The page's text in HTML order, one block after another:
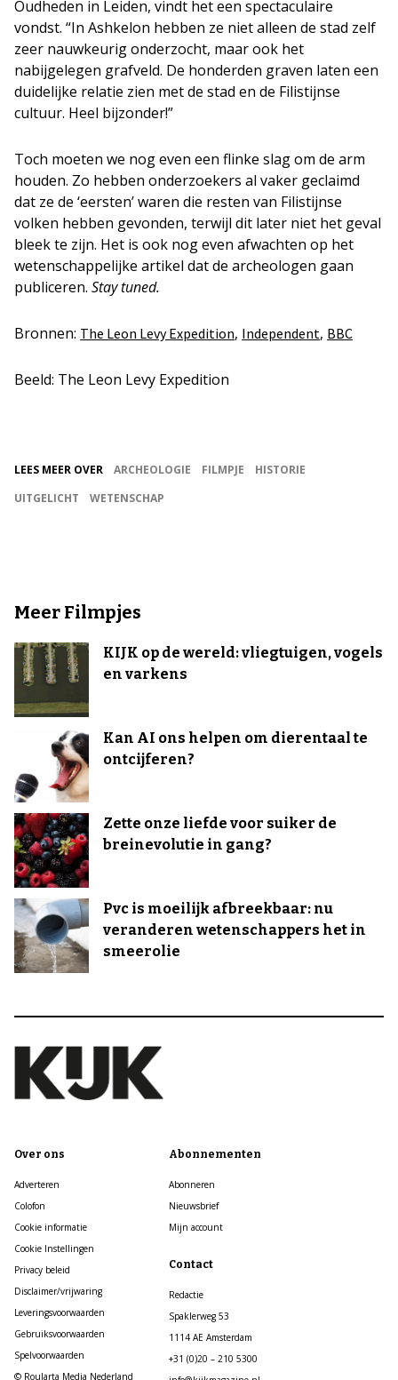
Oudheden in Leiden, vindt het een spectaculaire
vondst. “In Ashkelon hebben ze niet alleen de stad zelf
zeer nauwkeurig onderzocht, maar ook het
nabijgelegen grafveld. De honderden graven laten een
duidelijke relatie zien met de stad en de Filistijnse
cultuur. Heel bijzonder!”
Toch moeten we nog even een flinke slag om de arm
houden. Zo hebben onderzoekers al vaker geclaimd
dat ze de ‘eersten’ waren die resten van Filistijnse
volken hebben gevonden, terwijl dit later niet het geval
bleek te zijn. Het is ook nog even afwachten op het
wetenschappelijke artikel dat de archeologen gaan
publiceren. Stay tuned.
Bronnen: The Leon Levy Expedition, Independent, BBC
Beeld: The Leon Levy Expedition
LEES MEER OVER ARCHEOLOGIE FILMPJE
HISTORIE
UITGELICHT
WETENSCHAP
Meer Filmpjes
KIJK op de wereld: vliegtuigen, vogels
en varkens
Kan AI ons helpen om dierentaal te
ontcijferen?
Zette onze liefde voor suiker de
breinevolutie in gang?
Pvc is moeilijk afbreekbaar: nu
veranderen wetenschappers het in
smeerolie
Over ons
Adverteren
Colofon
Cookie informatie
Cookie Instellingen
Privacy beleid
Disclaimer/vrijwaring
Leveringsvoorwaarden
Gebruiksvoorwaarden
Spelvoorwaarden
© Roularta Media Nederland
Abonnementen
Abonneren
Nieuwsbrief
Mijn account
Contact
Redactie
Spaklerweg 53
1114 AE Amsterdam
+31 (0)20 – 210 5300